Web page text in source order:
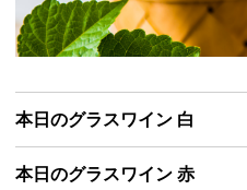
本日のグラスワイン 白
本日のグラスワイン 赤